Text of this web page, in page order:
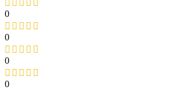
0
0
0
0